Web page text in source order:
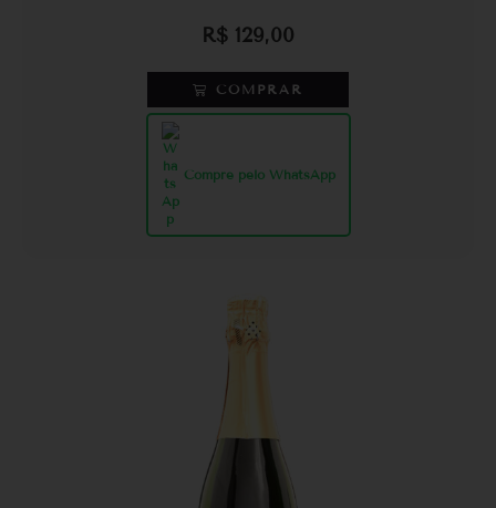
R$ 129,00
COMPRAR
Compre pelo WhatsApp